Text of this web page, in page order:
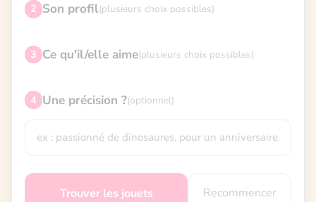
2 Son profil(plusieurs choix possibles)
3 Ce qu'il/elle aime(plusieurs choix possibles)
4 Une précision ?(optionnel)
Trouver les jouets Recommencer